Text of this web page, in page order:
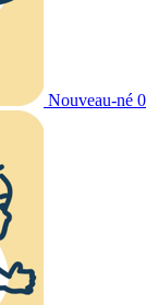
Nouveau-né